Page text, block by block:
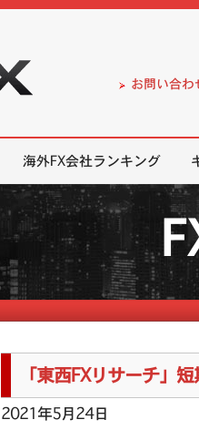
お問い合わ
海外FX会社ランキング
「東西FXリサーチ」
2021年5月24日